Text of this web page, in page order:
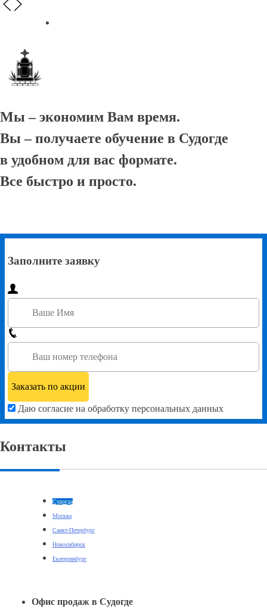
Мы – экономим Вам время.
Вы – получаете обучение в Судогде
в удобном для вас формате.
Все быстро и просто.
Заполните заявку
Даю согласие на обработку персональных данных
Контакты
Судогда
Москва
Санкт-Петербург
Новосибирск
Екатеринбург
Офис продаж в Судогде